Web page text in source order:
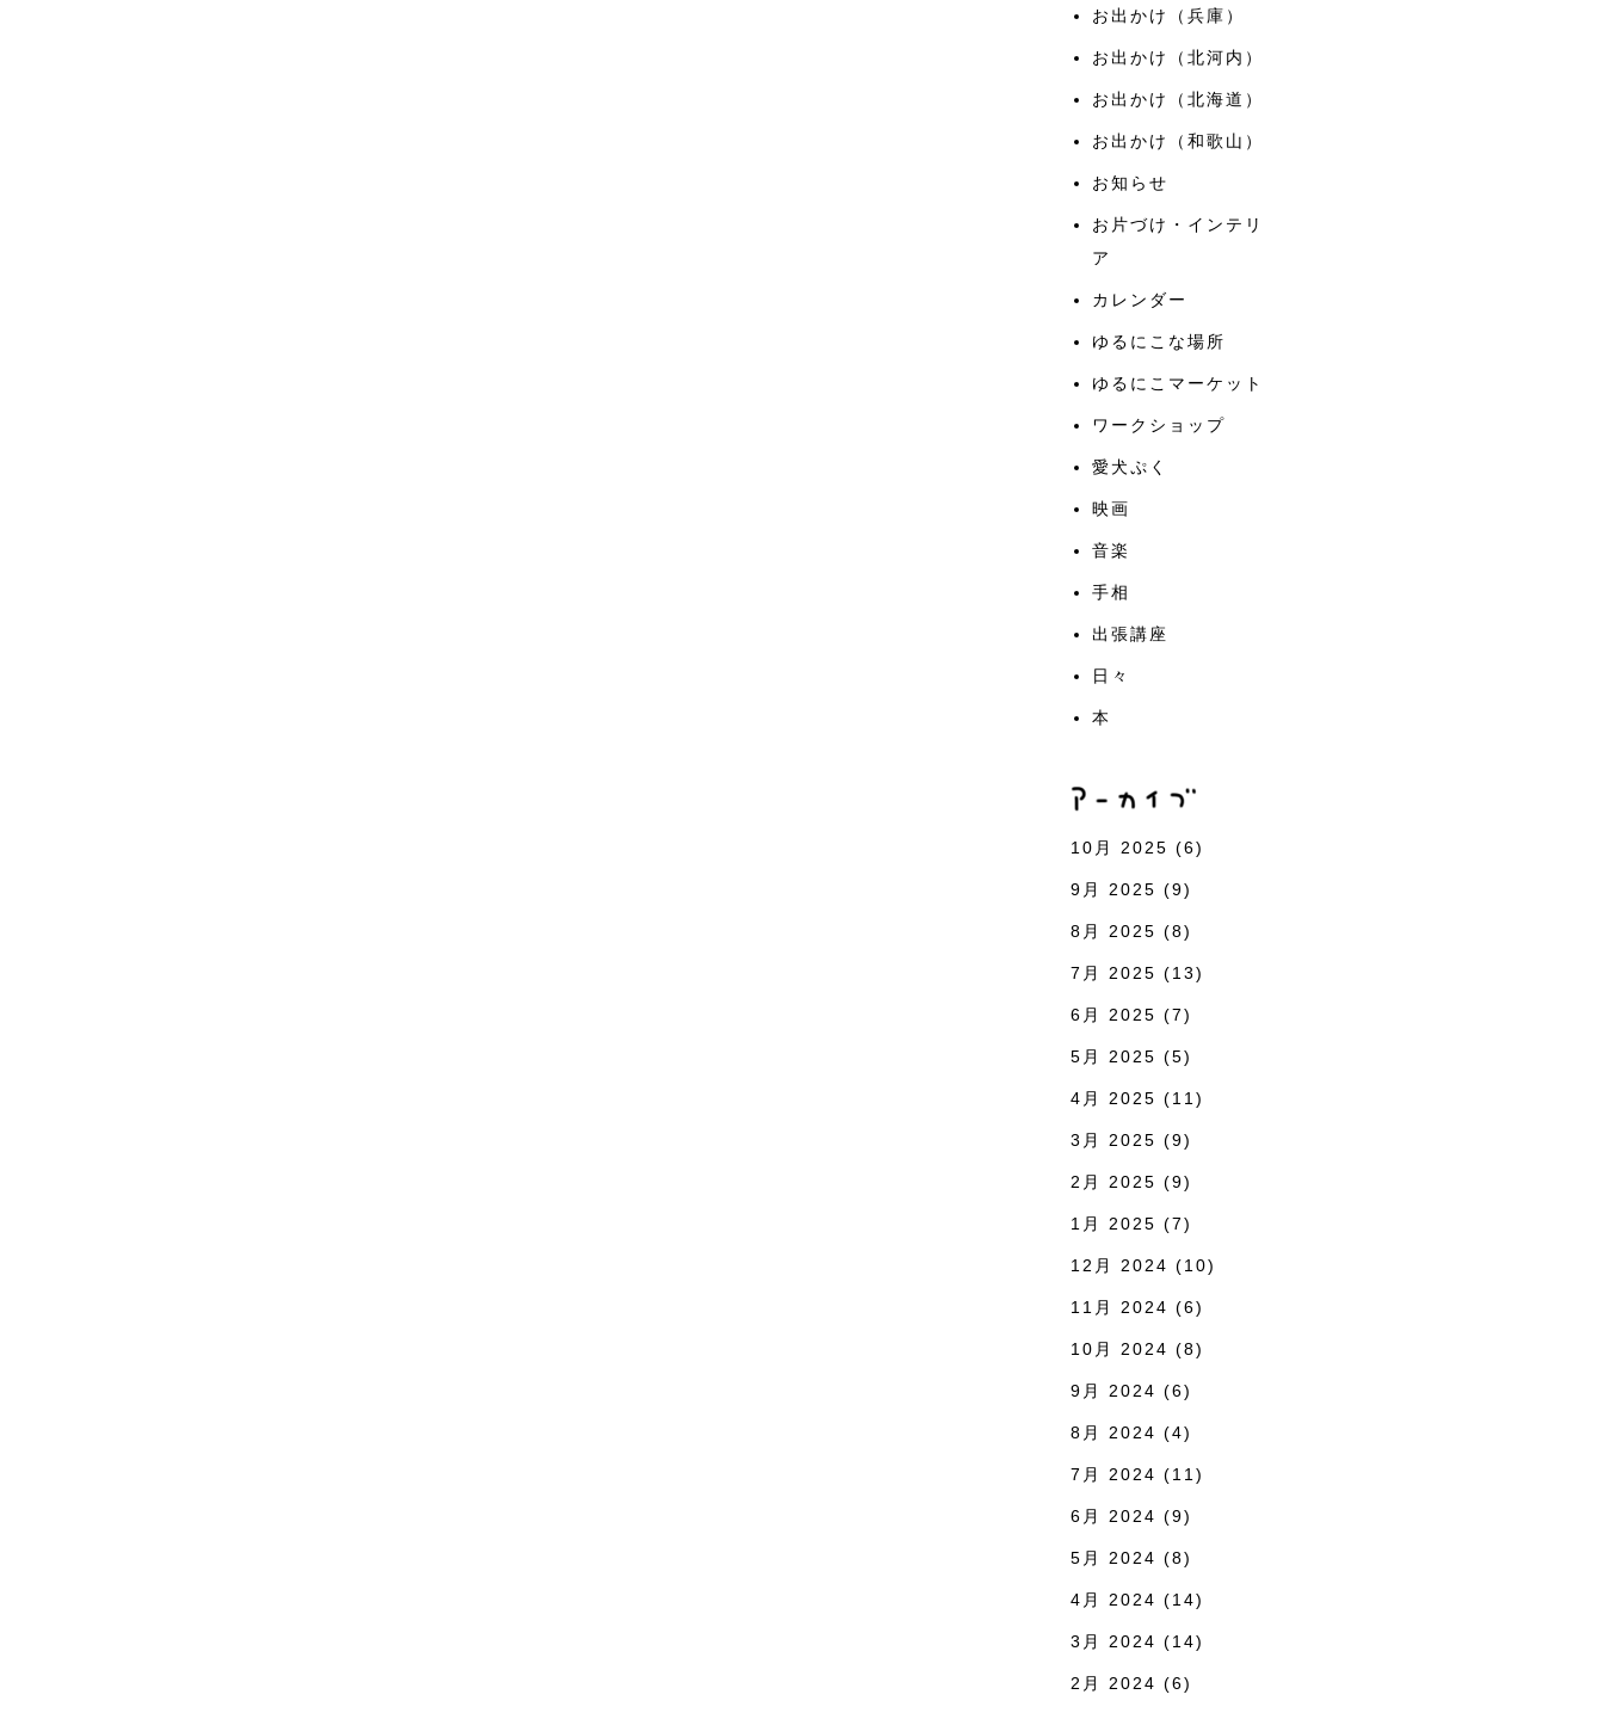
お出かけ（兵庫）
お出かけ（北河内）
お出かけ（北海道）
お出かけ（和歌山）
お知らせ
お片づけ・インテリ
ア
カレンダー
ゆるにこな場所
ゆるにこマーケット
ワークショップ
愛犬ぷく
映画
音楽
手相
出張講座
日々
本
10月 2025 (6)
9月 2025 (9)
8月 2025 (8)
7月 2025 (13)
6月 2025 (7)
5月 2025 (5)
4月 2025 (11)
3月 2025 (9)
2月 2025 (9)
1月 2025 (7)
12月 2024 (10)
11月 2024 (6)
10月 2024 (8)
9月 2024 (6)
8月 2024 (4)
7月 2024 (11)
6月 2024 (9)
5月 2024 (8)
4月 2024 (14)
3月 2024 (14)
2月 2024 (6)